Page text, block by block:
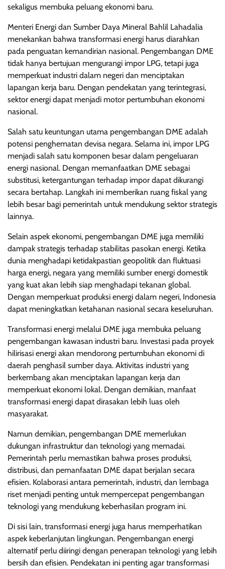
sekaligus membuka peluang ekonomi baru.
Menteri Energi dan Sumber Daya Mineral Bahlil Lahadalia
menekankan bahwa transformasi energi harus diarahkan
pada penguatan kemandirian nasional. Pengembangan DME
tidak hanya bertujuan mengurangi impor LPG, tetapi juga
memperkuat industri dalam negeri dan menciptakan
lapangan kerja baru. Dengan pendekatan yang terintegrasi,
sektor energi dapat menjadi motor pertumbuhan ekonomi
nasional.
Salah satu keuntungan utama pengembangan DME adalah
potensi penghematan devisa negara. Selama ini, impor LPG
menjadi salah satu komponen besar dalam pengeluaran
energi nasional. Dengan memanfaatkan DME sebagai
substitusi, ketergantungan terhadap impor dapat dikurangi
secara bertahap. Langkah ini memberikan ruang fiskal yang
lebih besar bagi pemerintah untuk mendukung sektor strategis
lainnya.
Selain aspek ekonomi, pengembangan DME juga memiliki
dampak strategis terhadap stabilitas pasokan energi. Ketika
dunia menghadapi ketidakpastian geopolitik dan fluktuasi
harga energi, negara yang memiliki sumber energi domestik
yang kuat akan lebih siap menghadapi tekanan global.
Dengan memperkuat produksi energi dalam negeri, Indonesia
dapat meningkatkan ketahanan nasional secara keseluruhan.
Transformasi energi melalui DME juga membuka peluang
pengembangan kawasan industri baru. Investasi pada proyek
hilirisasi energi akan mendorong pertumbuhan ekonomi di
daerah penghasil sumber daya. Aktivitas industri yang
berkembang akan menciptakan lapangan kerja dan
memperkuat ekonomi lokal. Dengan demikian, manfaat
transformasi energi dapat dirasakan lebih luas oleh
masyarakat.
Namun demikian, pengembangan DME memerlukan
dukungan infrastruktur dan teknologi yang memadai.
Pemerintah perlu memastikan bahwa proses produksi,
distribusi, dan pemanfaatan DME dapat berjalan secara
efisien. Kolaborasi antara pemerintah, industri, dan lembaga
riset menjadi penting untuk mempercepat pengembangan
teknologi yang mendukung keberhasilan program ini.
Di sisi lain, transformasi energi juga harus memperhatikan
aspek keberlanjutan lingkungan. Pengembangan energi
alternatif perlu diiringi dengan penerapan teknologi yang lebih
bersih dan efisien. Pendekatan ini penting agar transformasi